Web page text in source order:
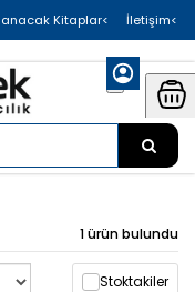
>İletişim
>Yayımlanacak Kitaplar
1 ürün bulundu
Stoktakiler